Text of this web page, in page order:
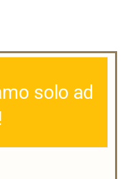
solo ad